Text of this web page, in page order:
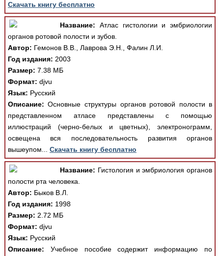
Скачать книгу бесплатно
Название: Атлас гистологии и эмбриологии
органов ротовой полости и зубов.
Автор: Гемонов В.В., Лаврова Э.Н., Фалин Л.И.
Год издания: 2003
Размер: 7.38 МБ
Формат: djvu
Язык: Русский
Описание: Основные структуры органов ротовой полости в
представленном атласе представлены с помощью
иллюстраций (черно-белых и цветных), электронограмм,
освещена вся последовательность развития органов
вышеупом... Скачать книгу бесплатно
Название: Гистология и эмбриология органов
полости рта человека.
Автор: Быков В.Л.
Год издания: 1998
Размер: 2.72 МБ
Формат: djvu
Язык: Русский
Описание: Учебное пособие содержит информацию по